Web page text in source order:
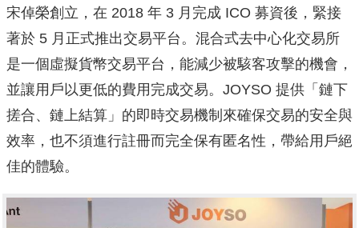
宋倬榮創立，在 2018 年 3 月完成 ICO 募資後，緊接
著於 5 月正式推出交易平台。混合式去中心化交易所
是一個虛擬貨幣交易平台，能減少被駭客攻擊的機會，
並讓用戶以更低的費用完成交易。JOYSO 提供「鏈下
搓合、鏈上結算」的即時交易機制來確保交易的安全與
效率，也不須進行註冊而完全保有匿名性，帶給用戶絕
佳的體驗。